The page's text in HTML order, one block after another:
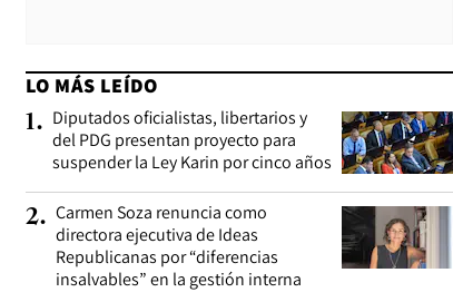
LO MÁS LEÍDO
1. Diputados oficialistas, libertarios y
del PDG presentan proyecto para
suspender la Ley Karin por cinco años
2. Carmen Soza renuncia como
directora ejecutiva de Ideas
Republicanas por “diferencias
insalvables” en la gestión interna